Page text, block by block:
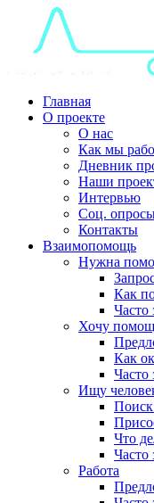
Главная
О проекте
О нас
Как мы
Дневник
Наши
Интервью
Соц.
Контакты
Взаимопомощь
Нужна
Как
Часто
Хочу
Как
Часто
Ищу
Что
Часто
Работа